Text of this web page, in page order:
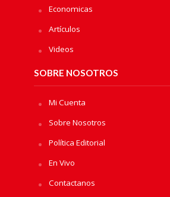
Economicas
Artículos
Videos
SOBRE NOSOTROS
Mi Cuenta
Sobre Nosotros
Política Editorial
En Vivo
Contactanos